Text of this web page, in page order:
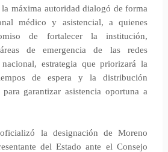
máxima autoridad dialogó de forma
médico y asistencial, a quienes
de fortalecer la institución,
de emergencia de las redes
estrategia que priorizará la
de espera y la distribución
garantizar asistencia oportuna a
la designación de Moreno
del Estado ante el Consejo